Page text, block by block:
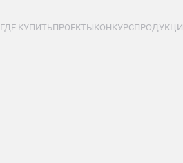
ГДЕ КУПИТЬПРОЕКТЫКОНКУРС